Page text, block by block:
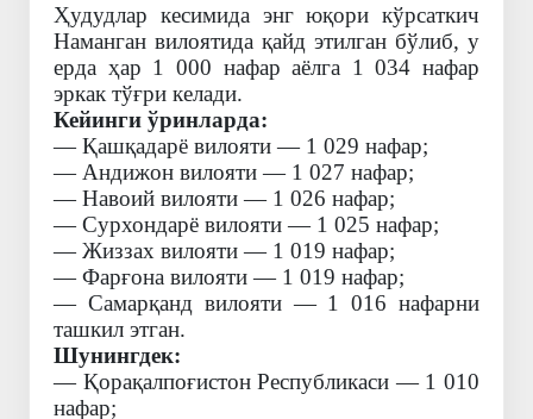
Ҳудудлар кесимида энг юқори кўрсаткич
Наманган вилоятида қайд этилган бўлиб, у
ерда ҳар 1 000 нафар аёлга 1 034 нафар
эркак тўғри келади.
Кейинги ўринларда:
— Қашқадарё вилояти — 1 029 нафар;
— Андижон вилояти — 1 027 нафар;
— Навоий вилояти — 1 026 нафар;
— Сурхондарё вилояти — 1 025 нафар;
— Жиззах вилояти — 1 019 нафар;
— Фарғона вилояти — 1 019 нафар;
— Самарқанд вилояти — 1 016 нафарни
ташкил этган.
Шунингдек:
— Қорақалпоғистон Республикаси — 1 010
нафар;